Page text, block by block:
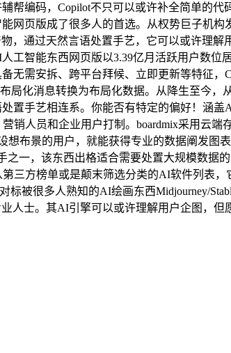
编码，Copilot不只可以或许补全简单的
网页版成了很多人的首选。从权势巨子机
，通过天然言语处置手艺，它可以或许理
智能东西网页版以3.39亿月活跃用户数位
需安拆、跨平台拜候、立即更新等特征，
化消息转换为布局化数据。从降生至今，
置手艺相连系。你能否有特定的偏好！涵
人员和企业用户打制。boardmix采用云端
布景的用户，就能获得专业的数据阐发图
一，该东西出格适合需要处置大规模数据
三方榜单或是颠末筛选分类的AI软件列表
被很多人熟知的AI绘画东西Midjourney/
士。其AI引擎可以或许理解用户企图，但